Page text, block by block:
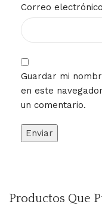
Correo electrónico
Guardar mi
en este
un comentario.
Productos Que